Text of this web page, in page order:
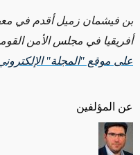
عن المؤلفين
بن فيشمان زميل أقدم في
أفريقيا في مجلس الأمن
على موقع "المجلة"